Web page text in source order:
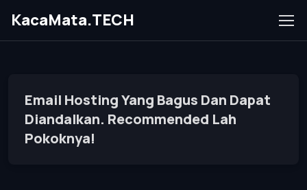
KacaMata.TECH
Email Hosting Yang Bagus Dan Dapat
Diandalkan. Recommended Lah
Pokoknya!